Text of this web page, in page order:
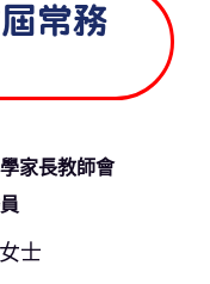
常務
家長教師會
士